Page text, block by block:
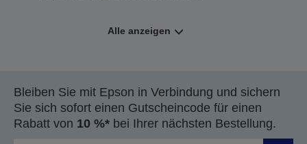
Alle anzeigen
Bleiben Sie mit Epson in Verbindung und sichern
Sie sich sofort einen Gutscheincode für einen
Rabatt von 10 %* bei Ihrer nächsten Bestellung.